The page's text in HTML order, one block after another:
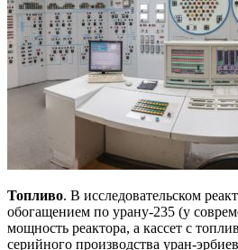
Топливо. В исследовательском
обогащением по урану-235 (у
мощность реактора, а кассет с
серийного производства уран-